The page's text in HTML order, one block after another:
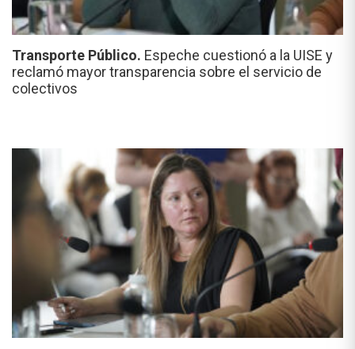
Transporte Público. Espeche cuestionó a la UISE y
reclamó mayor transparencia sobre el servicio de
colectivos